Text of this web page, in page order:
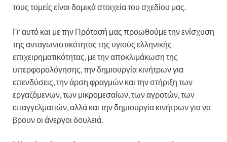
τους τομείς είναι δομικά στοιχεία του σχεδίου μας.
Γι’ αυτό και με την Πρότασή μας προωθούμε την ενίσχυση
της ανταγωνιστικότητας της υγιούς ελληνικής
επιχειρηματικότητας, με την αποκλιμάκωση της
υπερφορολόγησης, την δημιουργία κινήτρων για
επενδύσεις, την άρση φραγμών και την στήριξη των
εργαζόμενων, των μικρομεσαίων, των αγροτών, των
επαγγελματιών, αλλά και την δημιουργία κινήτρων για να
βρουν οι άνεργοι δουλειά.